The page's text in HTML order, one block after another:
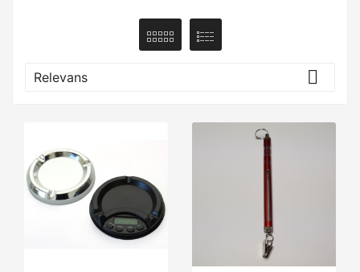
Relevans 